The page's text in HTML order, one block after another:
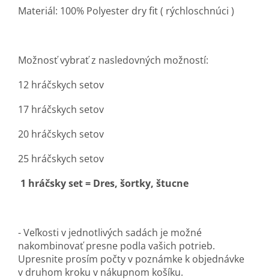
Materiál: 100% Polyester dry fit ( rýchloschnúci )
Možnosť vybrať z nasledovných možností:
12 hráčskych setov
17 hráčskych setov
20 hráčskych setov
25 hráčskych setov
1 hráčsky set = Dres, šortky, štucne
- Veľkosti v jednotlivých sadách je možné
nakombinovať presne podla vašich potrieb.
Upresnite prosím počty v poznámke k objednávke
v druhom kroku v nákupnom košíku.